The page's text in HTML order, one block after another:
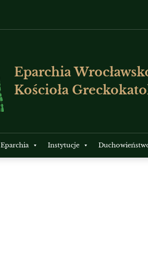
Eparchia
Kościoła
Eparchia Instytucje